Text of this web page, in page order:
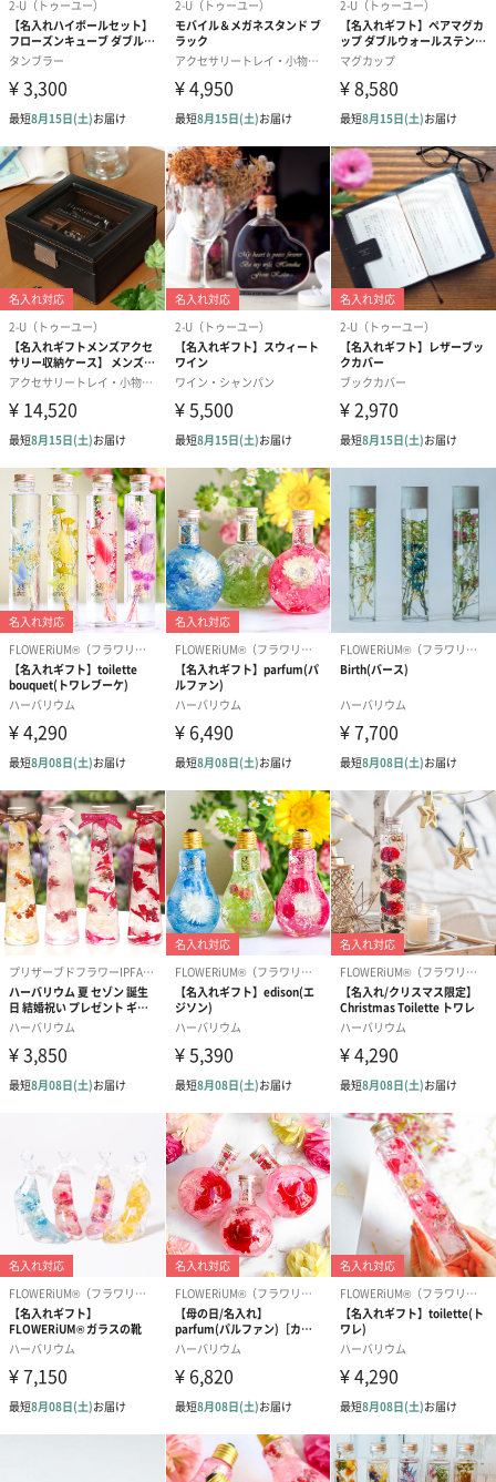
す。
季節によっても異なりますので、その時々の素材を使用した世界
に一つしかない組み合わせを楽しんでいただけると幸いです。
※ オイルタンク内の装飾は変わる場合があります。
※ 大きく揺り動かすと軽く固定されている中の装飾がバラバラに
なる場合がありますので、優しくお取扱いください。
商品詳細情報
注意事項
※ オイルタンク内の装飾は変わる場合があります。
※ 大きく揺り動かすと軽く固定されている中の装飾が
バラバラになる場合がありますので、優しくお取扱い
ください。
※「オイル」などの成分を含む商品は航空危険物に含
まれるため航空機に搭載することができません。
にお住まいのかたへお届けの場合は、船便に変更する
ためご指定のお届け日時よりお届けが遅くなる可能性
がございます。
商品オプション情報
文字入れフォント
FE-01 （英語フォント）
（0円）
FE-02（英語フォント）
（0円）
FE-03（英語
（0円）
ラッピング
シール（0円） リボン（0円） 母の日（0円）
不織布バッグ